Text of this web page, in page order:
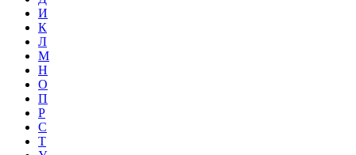
И
К
Л
М
Н
О
П
Р
С
Т